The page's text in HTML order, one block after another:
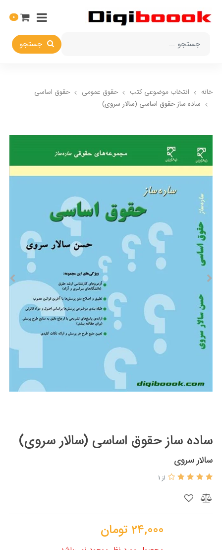
جستجو
0
خانه انتخاب​ موضوعي​ کتب حقوق عمومی
حقوق اساسي
ساده ساز حقوق اساسی (سالار سروي)
ساده ساز حقوق اساسی (سالار سروي)
سالار سروی
از 1
24,000 تومان